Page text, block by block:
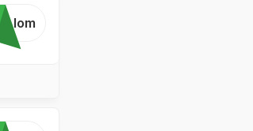
...lom